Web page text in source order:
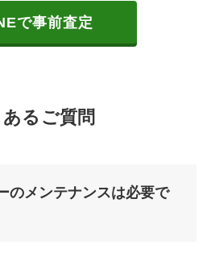
で事前査定
あるご質問
のメンテナンスは必要で